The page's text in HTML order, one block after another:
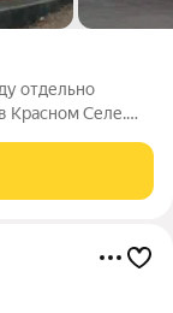
отдельно
Красном Селе.